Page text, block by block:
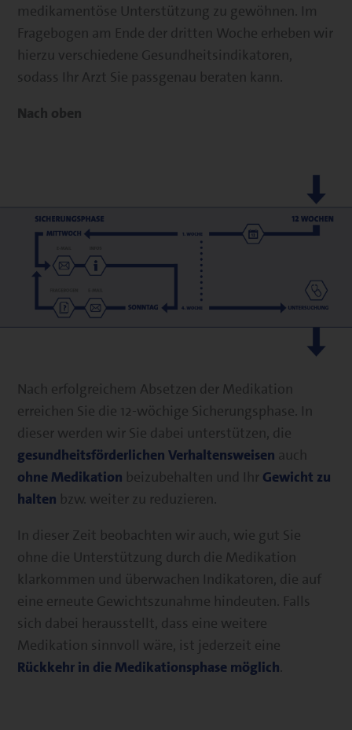
medikamentöse Unterstützung zu gewöhnen. Im
Fragebogen am Ende der dritten Woche erheben wir
hierzu verschiedene Gesundheitsindikatoren,
sodass Ihr Arzt Sie passgenau beraten kann.
Nach oben
Nach erfolgreichem Absetzen der Medikation
erreichen Sie die 12-wöchige Sicherungsphase. In
dieser werden wir Sie dabei unterstützen, die
gesundheitsförderlichen Verhaltensweisen auch
ohne Medikation beizubehalten und Ihr Gewicht zu
halten bzw. weiter zu reduzieren.
In dieser Zeit beobachten wir auch, wie gut Sie
ohne die Unterstützung durch die Medikation
klarkommen und überwachen Indikatoren, die auf
eine erneute Gewichtszunahme hindeuten. Falls
sich dabei herausstellt, dass eine weitere
Medikation sinnvoll wäre, ist jederzeit eine
Rückkehr in die Medikationsphase möglich